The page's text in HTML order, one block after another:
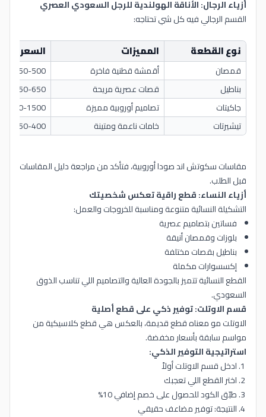
أزياء الرجال: الأناقة الهولندية للرجل السعودي العصري
القسم الرجالي فيه كل شي تحتاجه:
نوع القطعة المميزات السعر
قمصان أقمشة قطنية فاخرة
350-500 ريال
بناطيل
قصات عصرية مريحة
450-650 ريال
جاكيتات
تصاميم أوروبية مميزة
800-1500 ريال
تيشيرتات
خامات ناعمة ومتينة 250-400 ريال
مقاسات سكوتش اند صودا أوروبية، فتأكد من مراجعة دليل المقاسات
قبل الطلب.
أزياء النساء: قطع راقية تعكس شخصيتك
التشكيلة النسائية متنوعة ومناسبة للخروجات والعمل:
فساتين بتصاميم عصرية
بلوزات وقمصان أنيقة
بناطيل بقصات مختلفة
إكسسوارات مكملة
القطع النسائية تتميز بالجودة العالية والتصاميم اللي تناسب الذوق
السعودي.
قسم الاوتلت: توفير ذكي على قطع أصلية
الاوتلت مو معناه قطع قديمة، بالعكس هي قطع كلاسيكية من
مواسم سابقة بأسعار مخفضة.
استراتيجية التوفير الذكي:
ادخل قسم الاوتلت أولاً
اختر القطع اللي تعجبك
طبّق الكود للحصول على خصم إضافي 10%
النتيجة: توفير مضاعف حقيقي